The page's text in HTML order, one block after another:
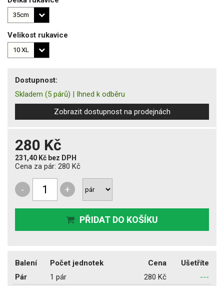
Velikost rukavice
Dostupnost:
Skladem (5 párů) | Ihned k odběru
Zobrazit dostupnost na prodejnách
280 Kč
231,40 Kč bez DPH
Cena za pár: 280 Kč
- +
PŘIDAT DO KOŠÍKU
Balení Počet jednotek Cena
Ušetříte
Pár
1 pár 280 Kč
---